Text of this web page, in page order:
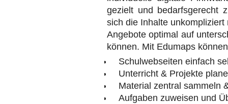
gezielt und bedarfsgerecht
sich die Inhalte
Angebote optimal auf
können. Mit Edumaps
Schulwebseiten einfach
Unterricht & Projekte
Material zentral sammeln
Aufgaben zuweisen und